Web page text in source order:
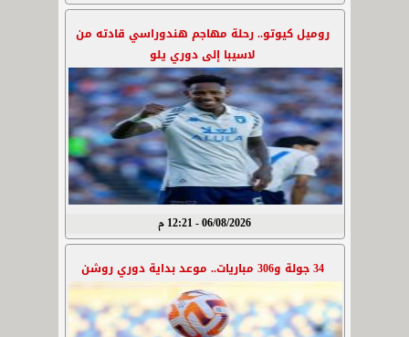
روميل كيوتو.. رحلة مهاجم هندوراسي قادته من
لاسيبا إلى دوري يلو
06/08/2026 - 12:21 م
34 جولة و306 مباريات.. موعد بداية دوري روشن